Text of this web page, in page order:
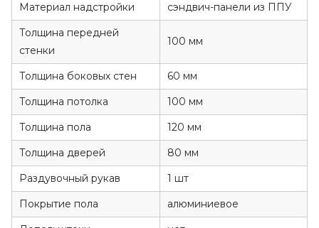
Материал надстройки
сэндвич-панели из ППУ
Толщина передней
стенки
100 мм
Толщина боковых стен
60 мм
Толщина потолка
100 мм
Толщина пола
120 мм
Толщина дверей
80 мм
Раздувочный рукав
1 шт
Покрытие пола
алюминиевое